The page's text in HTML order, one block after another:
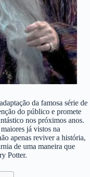
da famosa série de
do público e promete
nos próximos anos.
já vistos na
apenas reviver a história,
de uma maneira que
Potter.